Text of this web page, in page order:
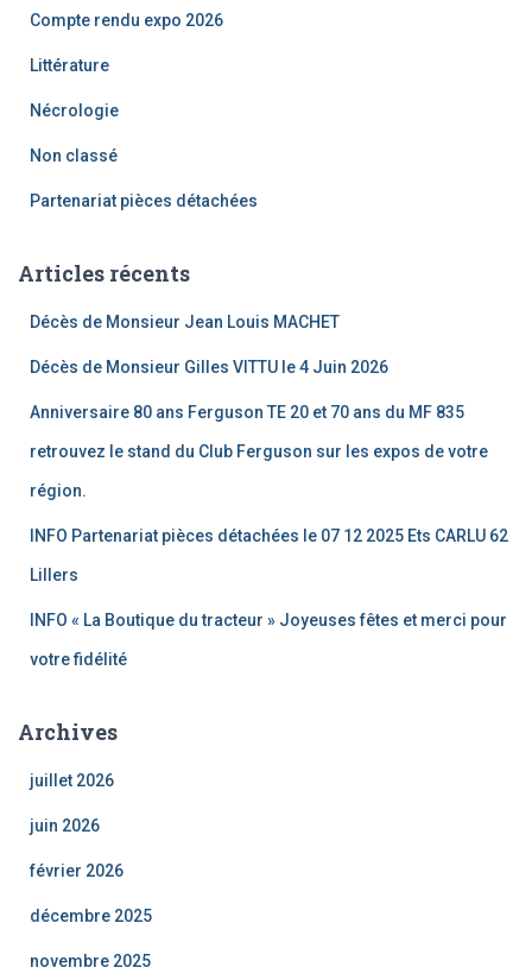
Compte rendu expo 2026
Littérature
Nécrologie
Non classé
Partenariat pièces détachées
Articles récents
Décès de Monsieur Jean Louis MACHET
Décès de Monsieur Gilles VITTU le 4 Juin 2026
Anniversaire 80 ans Ferguson TE 20 et 70 ans du MF 835
retrouvez le stand du Club Ferguson sur les expos de votre
région.
INFO Partenariat pièces détachées le 07 12 2025 Ets CARLU 62
Lillers
INFO « La Boutique du tracteur » Joyeuses fêtes et merci pour
votre fidélité
Archives
juillet 2026
juin 2026
février 2026
décembre 2025
novembre 2025